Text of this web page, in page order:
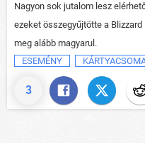
3
Nagyon sok jutalom lesz
ezeket összegyűjtötte a
meg alább magyarul.
ESEMÉNY